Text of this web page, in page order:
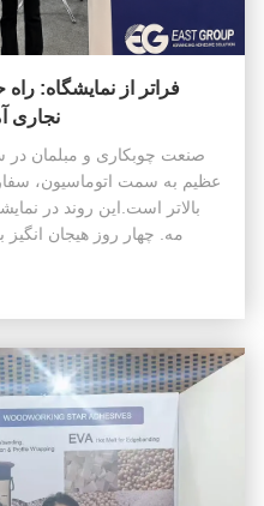
فراتر از نمایشگاه:
نجاری
صنعت چوبکاری و مبلمان در
عظیم به سمت اتوماسیون،
مه. چهار روز هیجان انگیز